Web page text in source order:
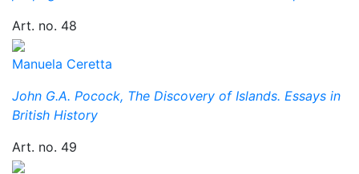
Art. no. 48
Manuela Ceretta
John G.A. Pocock, The Discovery of Islands. Essays in
British History
Art. no. 49